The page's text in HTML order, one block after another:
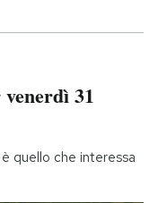
31
quello che interessa